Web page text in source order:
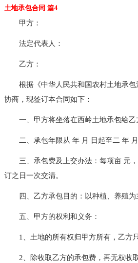
土地承包合同 篇4
甲方：
法定代表人：
乙方：
根据《中华人民共和国农村土地承包
协商，现签订本合同如下：
一、甲方将坐落在西岭土地承包给乙
二、承包年限从 年 月 日起至二 年 月
三、承包费及上交办法：每项亩 元，
订之日一次交清。
四、乙方承包目的：以种植、养殖为
五、甲方的权利和义务：
1、土地的所有权归甲方所有，乙方只
2、除收取乙方的承包费，再无权收